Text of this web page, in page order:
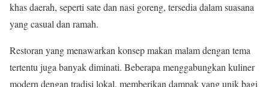
khas daerah, seperti sate dan nasi goreng, tersedia dalam suasana
yang casual dan ramah.
Restoran yang menawarkan konsep makan malam dengan tema
tertentu juga banyak diminati. Beberapa menggabungkan kuliner
modern dengan tradisi lokal, memberikan dampak yang unik bagi